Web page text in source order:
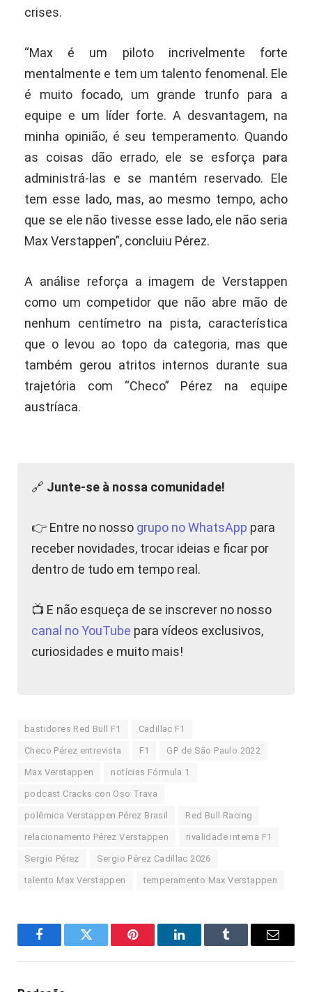
crises.
“Max é um piloto incrivelmente forte
mentalmente e tem um talento fenomenal. Ele
é muito focado, um grande trunfo para a
equipe e um líder forte. A desvantagem, na
minha opinião, é seu temperamento. Quando
as coisas dão errado, ele se esforça para
administrá-las e se mantém reservado. Ele
tem esse lado, mas, ao mesmo tempo, acho
que se ele não tivesse esse lado, ele não seria
Max Verstappen”, concluiu Pérez.
A análise reforça a imagem de Verstappen
como um competidor que não abre mão de
nenhum centímetro na pista, característica
que o levou ao topo da categoria, mas que
também gerou atritos internos durante sua
trajetória com “Checo” Pérez na equipe
austríaca.
🔗 Junte-se à nossa comunidade!
👉 Entre no nosso grupo no WhatsApp para
receber novidades, trocar ideias e ficar por
dentro de tudo em tempo real.
📺 E não esqueça de se inscrever no nosso
canal no YouTube para vídeos exclusivos,
curiosidades e muito mais!
bastidores Red Bull F1 Cadillac F1
Checo Pérez entrevista F1 GP de São Paulo 2022
Max Verstappen notícias Fórmula 1
podcast Cracks con Oso Trava
polêmica Verstappen Pérez Brasil Red Bull Racing
relacionamento Pérez Verstappen rivalidade interna F1
Sergio Pérez Sergio Pérez Cadillac 2026
talento Max Verstappen temperamento Max Verstappen
FacebookTwitter Pinterest LinkedInTumblr
E-